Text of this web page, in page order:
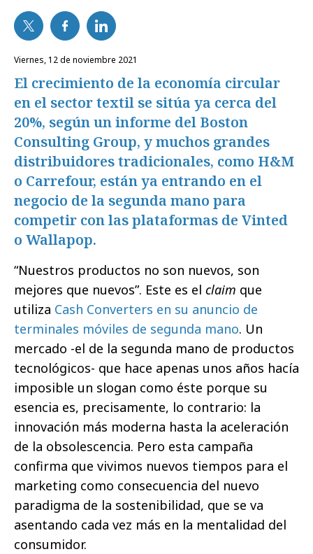
viernes, 12 de noviembre 2021
El crecimiento de la economía circular
en el sector textil se sitúa ya cerca del
20%, según un informe del Boston
Consulting Group, y muchos grandes
distribuidores tradicionales, como H&M
o Carrefour, están ya entrando en el
negocio de la segunda mano para
competir con las plataformas de Vinted
o Wallapop.
“Nuestros productos no son nuevos, son
mejores que nuevos”. Este es el claim que
utiliza Cash Converters en su anuncio de
terminales móviles de segunda mano. Un
mercado -el de la segunda mano de productos
tecnológicos- que hace apenas unos años hacía
imposible un slogan como éste porque su
esencia es, precisamente, lo contrario: la
innovación más moderna hasta la aceleración
de la obsolescencia. Pero esta campaña
confirma que vivimos nuevos tiempos para el
marketing como consecuencia del nuevo
paradigma de la sostenibilidad, que se va
asentando cada vez más en la mentalidad del
consumidor.